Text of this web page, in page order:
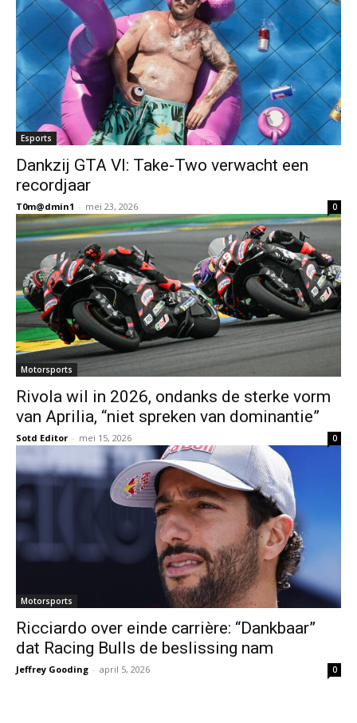
Esports
Dankzij GTA VI: Take-Two verwacht een
recordjaar
T0m@dmin1 - mei 23, 2026 0
Motorsports
Rivola wil in 2026, ondanks de sterke vorm
van Aprilia, “niet spreken van dominantie”
Sotd Editor - mei 15, 2026 0
Motorsports
Ricciardo over einde carrière: “Dankbaar”
dat Racing Bulls de beslissing nam
Jeffrey Gooding - april 5, 2026 0